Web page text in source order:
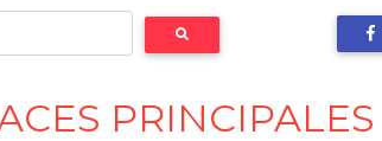
PRINCIPALES